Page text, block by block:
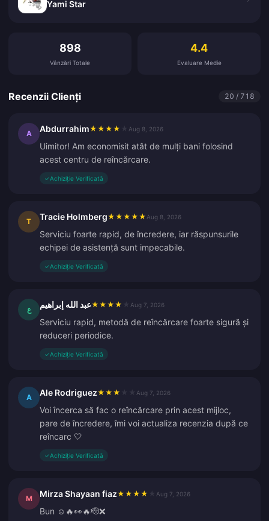
Yami Star
898
Vânzări Totale
4.4
Evaluare Medie
Recenzii Clienți 20 / 718
A Abdurrahim★ ★ ★ ★ Aug 8, 2026
Uimitor! Am economisit atât de mulți bani folosind
acest centru de reîncărcare.
✓Achiziție Verificată
T Tracie Holmberg★ ★ ★ ★ ★ Aug 8, 2026
Serviciu foarte rapid, de încredere, iar răspunsurile
echipei de asistență sunt impecabile.
✓Achiziție Verificată
ع عبد الله إبراهيم★ ★ ★ ★ Aug 7, 2026
Serviciu rapid, metodă de reîncărcare foarte sigură și
reduceri periodice.
✓Achiziție Verificată
A Ale Rodriguez★ ★ ★ Aug 7, 2026
Voi încerca să fac o reîncărcare prin acest mijloc,
pare de încredere, îmi voi actualiza recenzia după ce
reîncarc 🤍
✓Achiziție Verificată
M Mirza Shayaan fiaz★ ★ ★ ★ Aug 7, 2026
Bun ☺️🔥👀🔥🫡❌